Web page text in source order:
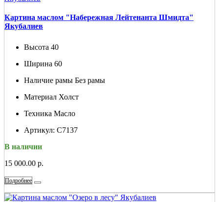
Картина маслом "Набережная Лейтенанта Шмидта"
Якубалиев
Высота 40
Ширина 60
Наличие рамы Без рамы
Материал Холст
Техника Масло
Артикул: С7137
В наличии
15 000.00 р.
Подробнее